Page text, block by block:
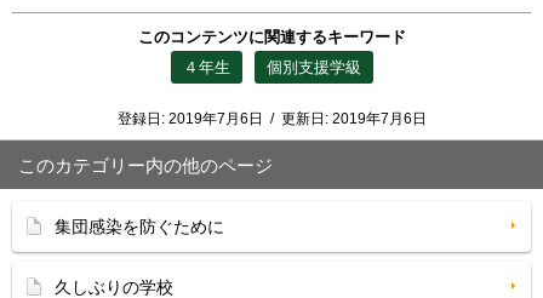
このコンテンツに関連するキーワード
４年生
個別支援学級
登録日: 2019年7月6日 / 更新日: 2019年7月6日
このカテゴリー内の他のページ
集団感染を防ぐために
久しぶりの学校